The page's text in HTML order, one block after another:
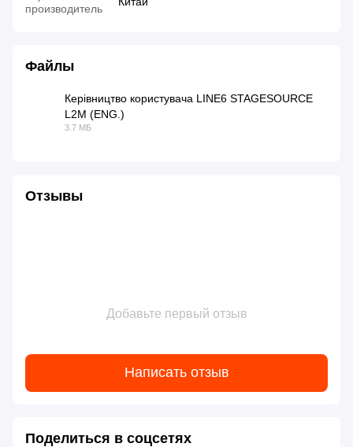
производитель
Файлы
Керівництво користувача LINE6 STAGESOURCE
L2M (ENG.)
3.7 МБ
Отзывы
Добавьте первый отзыв
Написать отзыв
Поделиться в соцсетях